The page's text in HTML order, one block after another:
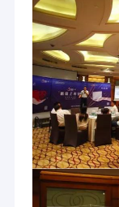
Boîte de
Clôture de
Alimentation
Boîte